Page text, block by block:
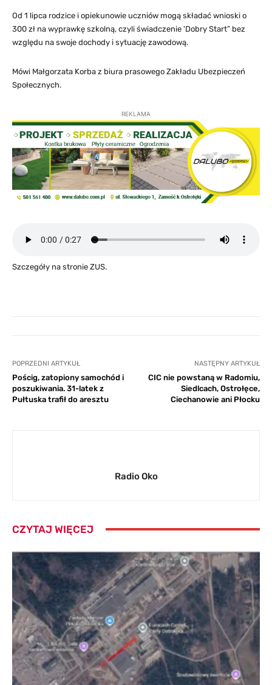
Od 1 lipca rodzice i opiekunowie uczniów mogą składać wnioski o
300 zł na wyprawkę szkolną, czyli świadczenie 'Dobry Start” bez
względu na swoje dochody i sytuację zawodową.
Mówi Małgorzata Korba z biura prasowego Zakładu Ubezpieczeń
Społecznych.
REKLAMA
Szczegóły na stronie ZUS.
POPRZEDNI ARTYKUŁ
Pościg, zatopiony samochód i
poszukiwania. 31-latek z
Pułtuska trafił do aresztu
NASTĘPNY ARTYKUŁ
CIC nie powstaną w Radomiu,
Siedlcach, Ostrołęce,
Ciechanowie ani Płocku
Radio Oko
CZYTAJ WIĘCEJ